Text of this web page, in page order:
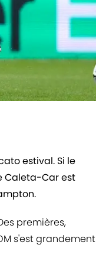
estival. Si le
Caleta-Car est
premières,
s'est grandement